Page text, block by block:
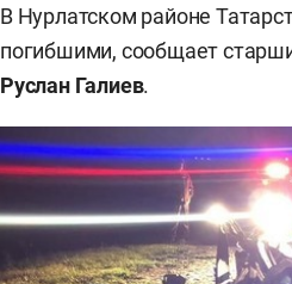
В Нурлатском районе
погибшими, сообщает
Руслан Галиев.